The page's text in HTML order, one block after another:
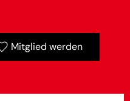
Mitglied werden